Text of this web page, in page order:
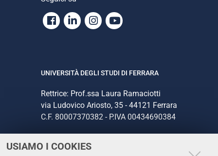
USIAMO I COOKIES
Facebook
LinkedinInstagram
Youtube
UNIVERSITÀ DEGLI STUDI DI FERRARA
Rettrice: Prof.ssa Laura Ramaciotti
via Ludovico Ariosto, 35 - 44121 Ferrara
C.F. 80007370382 - P.IVA 00434690384
CONTATTI